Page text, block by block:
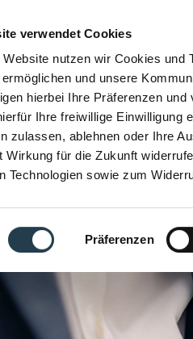
verwendet Cookies
nutzen wir Cookies und
und unsere
hierbei Ihre Präferenzen
Ihre freiwillige Einwilligung
zulassen, ablehnen oder Ihre
Wirkung für die Zukunft
Technologien sowie zum
Präferenzen